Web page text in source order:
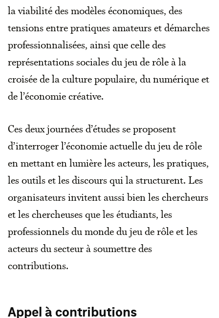
la viabilité des modèles économiques, des
tensions entre pratiques amateurs et démarches
professionnalisées, ainsi que celle des
représentations sociales du jeu de rôle à la
croisée de la culture populaire, du numérique et
de l’économie créative.
Ces deux journées d’études se proposent
d’interroger l’économie actuelle du jeu de rôle
en mettant en lumière les acteurs, les pratiques,
les outils et les discours qui la structurent. Les
organisateurs invitent aussi bien les chercheurs
et les chercheuses que les étudiants, les
professionnels du monde du jeu de rôle et les
acteurs du secteur à soumettre des
contributions.
Appel à contributions